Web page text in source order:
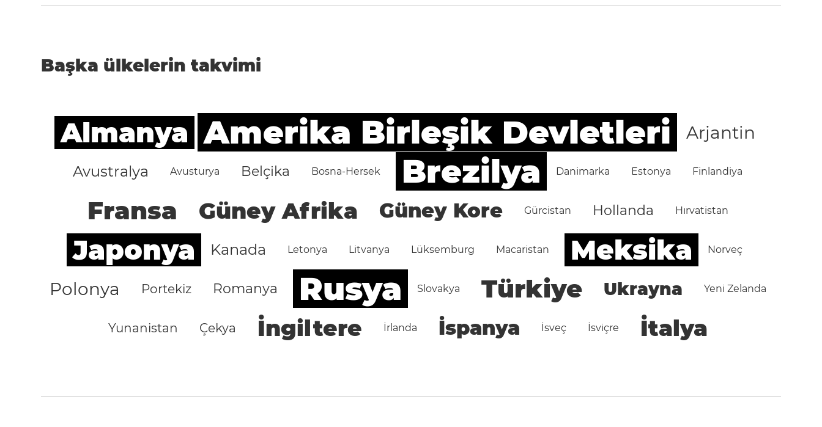
Başka ülkelerin takvimi
Almanya Amerika Birleşik Devletleri Arjantin
Avustralya Avusturya Belçika Bosna-Hersek Brezilya Danimarka Estonya Finlandiya
Fransa Güney Afrika Güney Kore Gürcistan Hollanda Hırvatistan
Japonya Kanada Letonya Litvanya Lüksemburg Macaristan Meksika Norveç
Polonya Portekiz Romanya Rusya Slovakya Türkiye Ukrayna Yeni Zelanda
Yunanistan Çekya İngiltere İrlanda İspanya İsveç İsviçre İtalya